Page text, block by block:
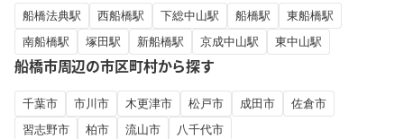
船橋法典駅 西船橋駅 下総中山駅 船橋駅
東船橋駅
南船橋駅
塚田駅 新船橋駅 京成中山駅 東中山駅
船橋市周辺の市区町村から探す
千葉市 市川市 木更津市 松戸市 成田市
佐倉市
習志野市
柏市 流山市 八千代市